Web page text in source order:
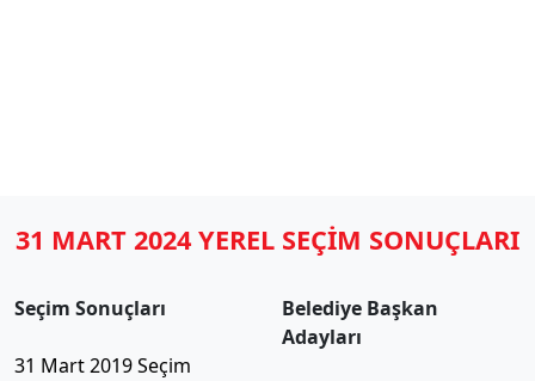
31 MART 2024 YEREL SEÇİM SONUÇLARI
Seçim Sonuçları
31 Mart 2019 Seçim
Belediye Başkan
Adayları